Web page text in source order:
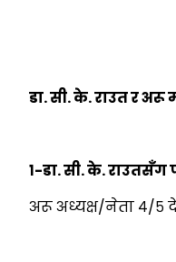
डा. सी. के. राउत र
१-डा. सी. के.
अरू अध्यक्ष/नेता ४/५